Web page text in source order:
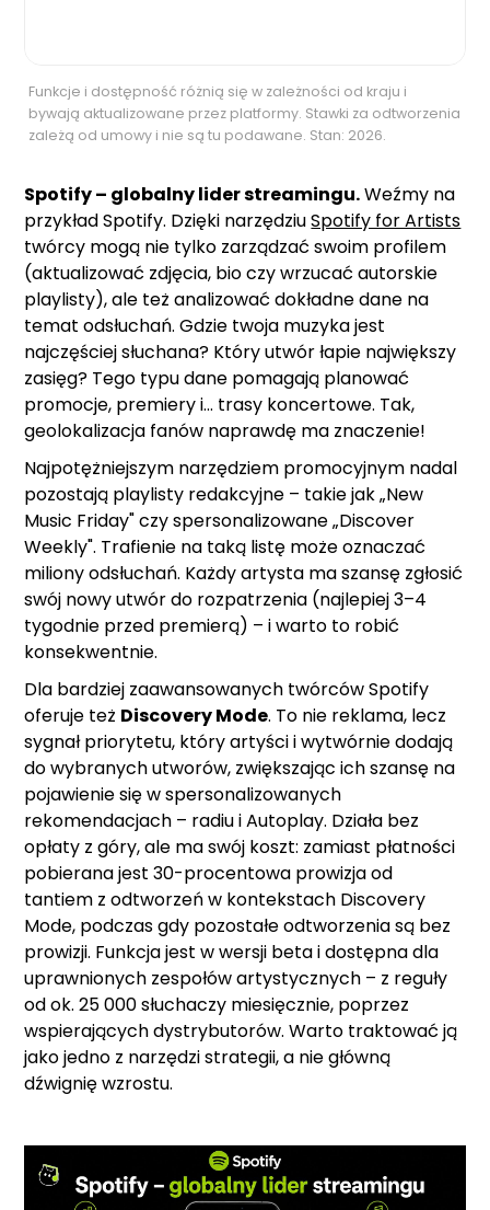
Funkcje i dostępność różnią się w zależności od kraju i
bywają aktualizowane przez platformy. Stawki za odtworzenia
zależą od umowy i nie są tu podawane. Stan: 2026.
Spotify – globalny lider streamingu.Weźmy na
przykład Spotify. Dzięki narzędziuSpotify for Artists
twórcy mogą nie tylko zarządzać swoim profilem
(aktualizować zdjęcia, bio czy wrzucać autorskie
playlisty), ale też analizować dokładne dane na
temat odsłuchań. Gdzie twoja muzyka jest
najczęściej słuchana? Który utwór łapie największy
zasięg? Tego typu dane pomagają planować
promocje, premiery i... trasy koncertowe. Tak,
geolokalizacja fanów naprawdę ma znaczenie!
Najpotężniejszym narzędziem promocyjnym nadal
pozostają playlisty redakcyjne – takie jak „New
Music Friday" czy spersonalizowane „Discover
Weekly". Trafienie na taką listę może oznaczać
miliony odsłuchań. Każdy artysta ma szansę zgłosić
swój nowy utwór do rozpatrzenia (najlepiej 3–4
tygodnie przed premierą) – i warto to robić
konsekwentnie.
Dla bardziej zaawansowanych twórców Spotify
oferuje też Discovery Mode. To nie reklama, lecz
sygnał priorytetu, który artyści i wytwórnie dodają
do wybranych utworów, zwiększając ich szansę na
pojawienie się w spersonalizowanych
rekomendacjach – radiu i Autoplay. Działa bez
opłaty z góry, ale ma swój koszt: zamiast płatności
pobierana jest 30-procentowa prowizja od
tantiem z odtworzeń w kontekstach Discovery
Mode, podczas gdy pozostałe odtworzenia są bez
prowizji. Funkcja jest w wersji beta i dostępna dla
uprawnionych zespołów artystycznych – z reguły
od ok. 25 000 słuchaczy miesięcznie, poprzez
wspierających dystrybutorów. Warto traktować ją
jako jedno z narzędzi strategii, a nie główną
dźwignię wzrostu.